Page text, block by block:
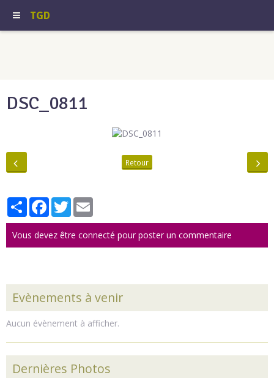
TGD
DSC_0811
Retour
PartagerFacebook
Twitter
Vous devez être connecté pour poster un commentaire
Evènements à venir
Aucun évènement à afficher.
Dernières Photos